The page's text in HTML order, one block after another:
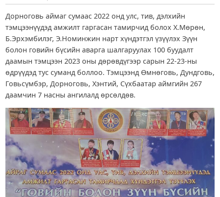
Дорноговь аймаг сумаас 2022 онд улс, тив, дэлхийн
тэмцээнүүдэд амжилт гаргасан тамирчид болох Х.Мөрөн,
Б.Эрхэмбилэг, Э.Номинжин нарт хүндэтгэл үзүүлэх Зүүн
болон говийн бүсийн аварга шалгаруулах 100 буудалт
даамын тэмцээн 2023 оны дөрөвдүгээр сарын 22-23-ны
өдрүүдэд тус суманд боллоо. Тэмцээнд Өмнөговь, Дундговь,
Говьсүмбэр, Дорноговь, Хэнтий, Сүхбаатар аймгийн 267
даамчин 7 насны ангилалд өрсөлдөв.